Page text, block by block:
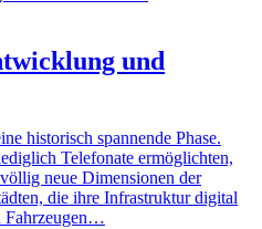
und
historisch spannende Phase.
Telefonate ermöglichten,
neue Dimensionen der
die ihre Infrastruktur digital
Fahrzeugen…